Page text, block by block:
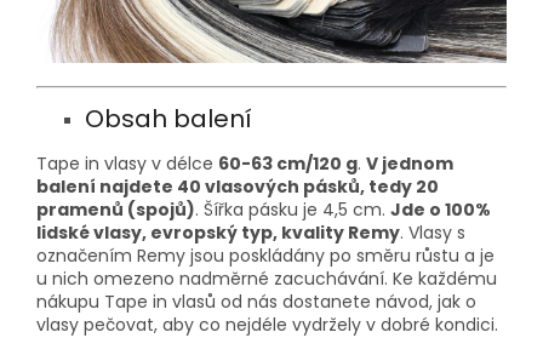
Obsah balení
Tape in vlasy v délce 60-63 cm/120 g. V jednom
balení najdete 40 vlasových pásků, tedy 20
pramenů (spojů). Šířka pásku je 4,5 cm. Jde o 100%
lidské vlasy, evropský typ, kvality Remy. Vlasy s
označením Remy jsou poskládány po směru růstu a je
u nich omezeno nadměrné zacuchávání. Ke každému
nákupu Tape in vlasů od nás dostanete návod, jak o
vlasy pečovat, aby co nejdéle vydržely v dobré kondici.